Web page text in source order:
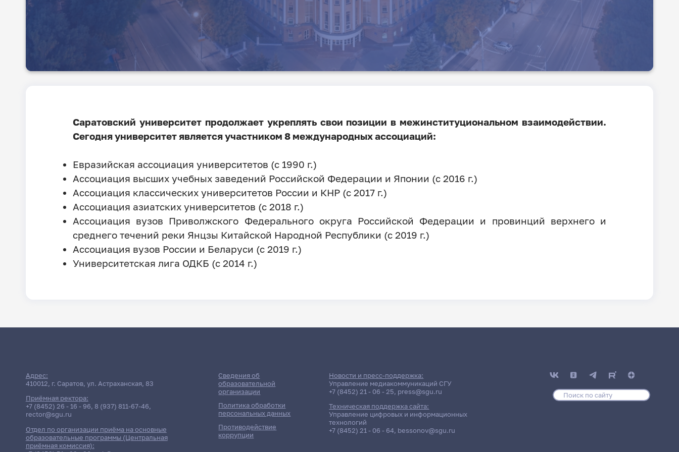
Саратовский университет продолжает укреплять свои позиции в межинституциональном взаимодействии.
Сегодня университет является участником 8 международных ассоциаций:
Евразийская ассоциация университетов (с 1990 г.)
Ассоциация высших учебных заведений Российской Федерации и Японии (с 2016 г.)
Ассоциация классических университетов России и КНР (с 2017 г.)
Ассоциация азиатских университетов (с 2018 г.)
Ассоциация вузов Приволжского Федерального округа Российской Федерации и провинций верхнего и
среднего течений реки Янцзы Китайской Народной Республики (с 2019 г.)
Ассоциация вузов России и Беларуси (с 2019 г.)
Университетская лига ОДКБ (с 2014 г.)
Адрес:
410012, г. Саратов, ул. Астраханская, 83
Приёмная ректора:
+7 (8452) 26 - 16 - 96, 8 (937) 811-67-46,
rector@sgu.ru
Отдел по организации приёма на основные
образовательные программы (Центральная
приёмная комиссия):
Сведения об
образовательной
организации
Политика обработки
персональных данных
Противодействие
коррупции
Новости и пресс-поддержка:
Управление медиакоммуникаций СГУ
+7 (8452) 21 - 06 - 25, press@sgu.ru
Техническая поддержка сайта:
Управление цифровых и информационных
технологий
+7 (8452) 21 - 06 - 64, bessonov@sgu.ru